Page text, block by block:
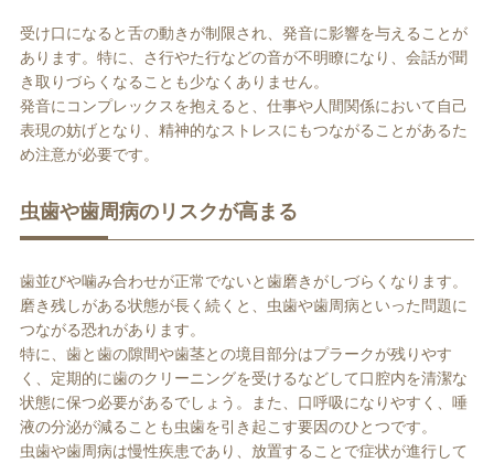
受け口になると舌の動きが制限され、発音に影響を与えることが
あります。特に、さ行やた行などの音が不明瞭になり、会話が聞
き取りづらくなることも少なくありません。
発音にコンプレックスを抱えると、仕事や人間関係において自己
表現の妨げとなり、精神的なストレスにもつながることがあるた
め注意が必要です。
虫歯や歯周病のリスクが高まる
歯並びや噛み合わせが正常でないと歯磨きがしづらくなります。
磨き残しがある状態が長く続くと、虫歯や歯周病といった問題に
つながる恐れがあります。
特に、歯と歯の隙間や歯茎との境目部分はプラークが残りやす
く、定期的に歯のクリーニングを受けるなどして口腔内を清潔な
状態に保つ必要があるでしょう。また、口呼吸になりやすく、唾
液の分泌が減ることも虫歯を引き起こす要因のひとつです。
虫歯や歯周病は慢性疾患であり、放置することで症状が進行して